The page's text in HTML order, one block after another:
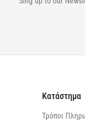
Κατάστημα
Τρόποι